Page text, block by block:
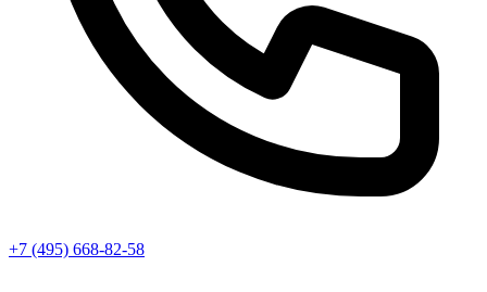
+7 (495) 668-82-58